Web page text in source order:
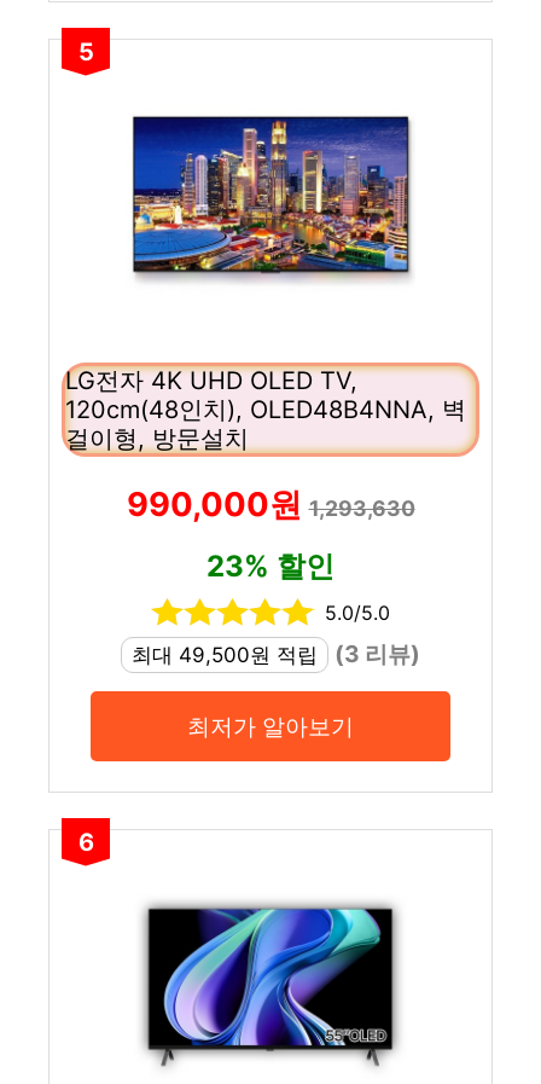
5
LG전자 4K UHD OLED TV,
120cm(48인치), OLED48B4NNA, 벽
걸이형, 방문설치
990,000원1,293,630
23% 할인
5.0/5.0
최대 49,500원 적립
(3 리뷰)
최저가 알아보기
6